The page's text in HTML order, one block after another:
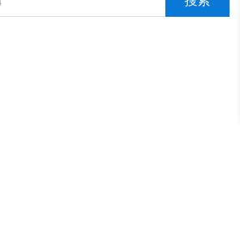
，汽車內飾材料燃燒抖音成年版機